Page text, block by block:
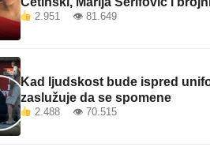
2.951 👁 81.649
Kad ljudskost bude ispred
zaslužuje da se spomene
2.488 👁 70.515